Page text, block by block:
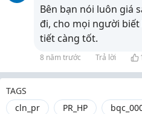
Bên bạn nói luôn giá
đi, cho mọi người
tiết càng tốt.
8 năm trước Trả lời
TAGS
cln_pr
PR_HP